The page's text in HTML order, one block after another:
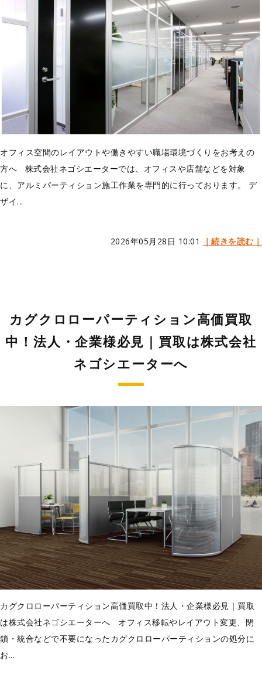
オフィス空間のレイアウトや働きやすい職場環境づくりをお考えの
方へ 株式会社ネゴシエーターでは、オフィスや店舗などを対象
に、アルミパーティション施工作業を専門的に行っております。 デ
ザイ...
2026年05月28日 10:01 ｜続きを読む｜
カグクロローパーティション高価買取
中！法人・企業様必見｜買取は株式会社
ネゴシエーターへ
カグクロローパーティション高価買取中！法人・企業様必見｜買取
は株式会社ネゴシエーターへ オフィス移転やレイアウト変更、閉
鎖・統合などで不要になったカグクロローパーティションの処分に
お...